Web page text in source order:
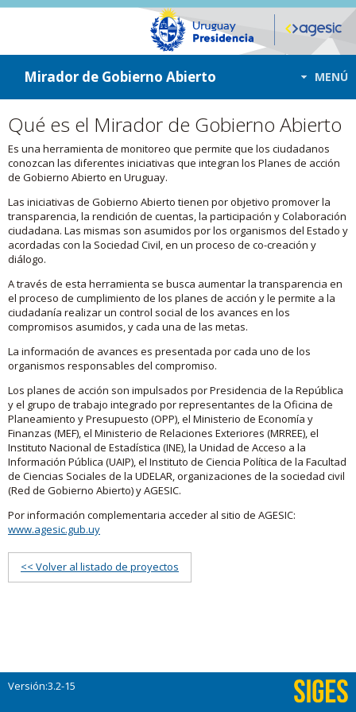
ir a contenido
ir al menú
Mirador de Gobierno Abierto MENÚ
Qué es el Mirador de Gobierno Abierto
Es una herramienta de monitoreo que permite que los ciudadanos
conozcan las diferentes iniciativas que integran los Planes de acción
de Gobierno Abierto en Uruguay.
Las iniciativas de Gobierno Abierto tienen por objetivo promover la
transparencia, la rendición de cuentas, la participación y Colaboración
ciudadana. Las mismas son asumidos por los organismos del Estado y
acordadas con la Sociedad Civil, en un proceso de co-creación y
diálogo.
A través de esta herramienta se busca aumentar la transparencia en
el proceso de cumplimiento de los planes de acción y le permite a la
ciudadanía realizar un control social de los avances en los
compromisos asumidos, y cada una de las metas.
La información de avances es presentada por cada uno de los
organismos responsables del compromiso.
Los planes de acción son impulsados por Presidencia de la República
y el grupo de trabajo integrado por representantes de la Oficina de
Planeamiento y Presupuesto (OPP), el Ministerio de Economía y
Finanzas (MEF), el Ministerio de Relaciones Exteriores (MRREE), el
Instituto Nacional de Estadística (INE), la Unidad de Acceso a la
Información Pública (UAIP), el Instituto de Ciencia Política de la Facultad
de Ciencias Sociales de la UDELAR, organizaciones de la sociedad civil
(Red de Gobierno Abierto) y AGESIC.
Por información complementaria acceder al sitio de AGESIC:
www.agesic.gub.uy
<< Volver al listado de proyectos
Versión:3.2-15